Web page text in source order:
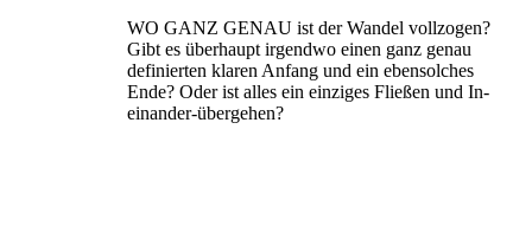
WO GANZ GENAU ist der Wandel vollzogen?
Gibt es überhaupt irgendwo einen ganz genau
definierten klaren Anfang und ein eben­solches
Ende? Oder ist alles ein einziges Fließen und In-
einander-übergehen?